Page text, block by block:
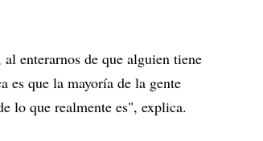
enterarnos de que alguien tiene
es que la mayoría de la gente
lo que realmente es", explica.